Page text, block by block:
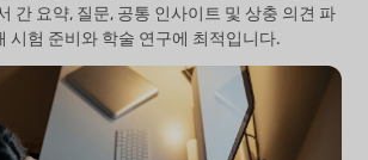
간 요약, 질문, 공통 인사이트 및 상충 의견 파
시험 준비와 학술 연구에 최적입니다.